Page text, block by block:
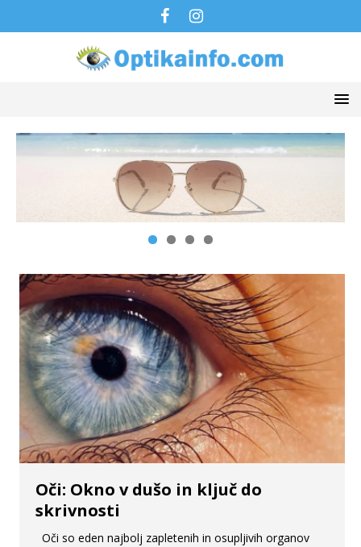
Oči: Okno v dušo in ključ do
skrivnosti
Oči so eden najbolj zapletenih in osupljivih organov